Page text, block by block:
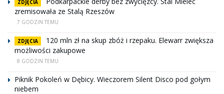
ZDJĘCIA
zremisowała ze Stalą Rzeszów
7 GODZIN TEMU
ZDJĘCIA
120 mln zł na skup zbóż i rzepaku. Elewarr zwiększa
możliwości zakupowe
8 GODZIN TEMU
Piknik Pokoleń w Dębicy. Wieczorem Silent Disco pod gołym
niebem